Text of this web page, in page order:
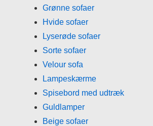
Grønne sofaer
Hvide sofaer
Lyserøde sofaer
Sorte sofaer
Velour sofa
Lampeskærme
Spisebord med udtræk
Guldlamper
Beige sofaer